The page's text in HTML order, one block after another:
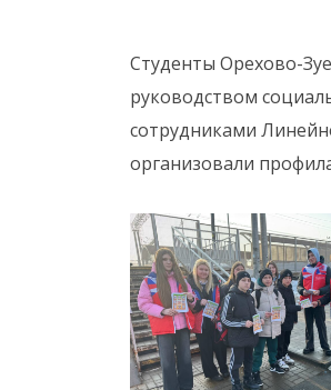
Студенты Орехово-
руководством
сотрудниками
организовали